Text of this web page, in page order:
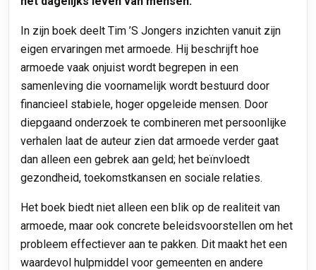
In zijn boek deelt Tim ’S Jongers inzichten vanuit zijn
eigen ervaringen met armoede. Hij beschrijft hoe
armoede vaak onjuist wordt begrepen in een
samenleving die voornamelijk wordt bestuurd door
financieel stabiele, hoger opgeleide mensen. Door
diepgaand onderzoek te combineren met persoonlijke
verhalen laat de auteur zien dat armoede verder gaat
dan alleen een gebrek aan geld; het beïnvloedt
gezondheid, toekomstkansen en sociale relaties.
Het boek biedt niet alleen een blik op de realiteit van
armoede, maar ook concrete beleidsvoorstellen om het
probleem effectiever aan te pakken. Dit maakt het een
waardevol hulpmiddel voor gemeenten en andere